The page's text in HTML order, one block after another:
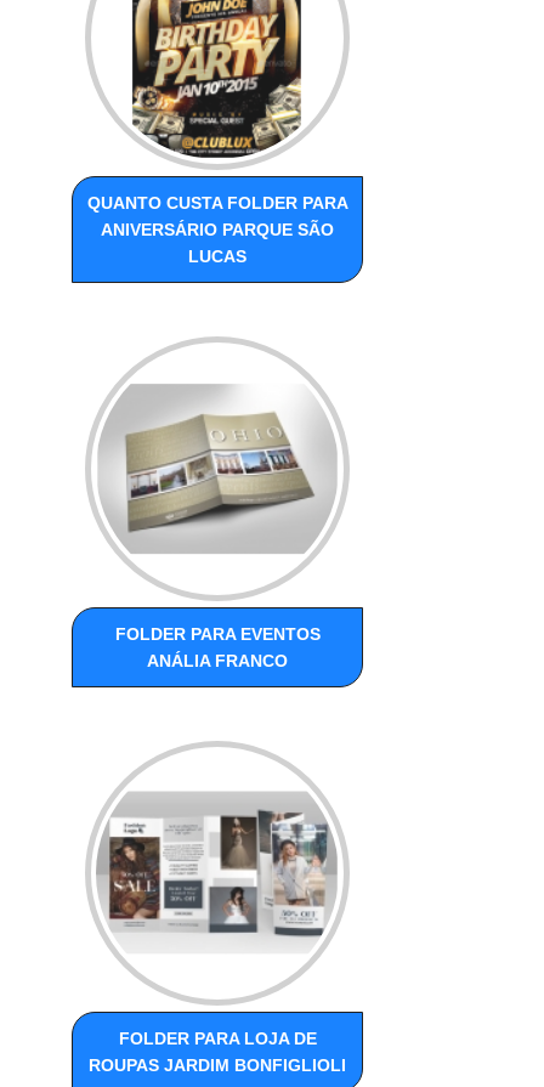
QUANTO CUSTA FOLDER PARA
ANIVERSÁRIO PARQUE SÃO
LUCAS
FOLDER PARA EVENTOS
ANÁLIA FRANCO
FOLDER PARA LOJA DE
ROUPAS JARDIM BONFIGLIOLI